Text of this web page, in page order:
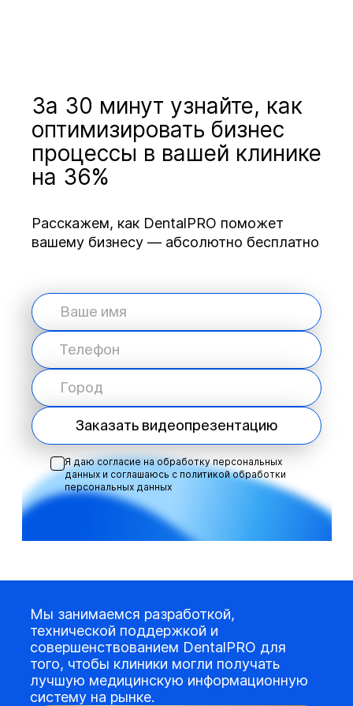
За 30 минут узнайте, как
оптимизировать бизнес
процессы в вашей клинике
на 36%
Расскажем, как DentalPRO поможет
вашему бизнесу — абсолютно бесплатно
Заказать видеопрезентацию
Я даю согласие на обработку персональных
данных и соглашаюсь с политикой обработки
персональных данных
Мы занимаемся разработкой,
технической поддержкой и
совершенствованием DentalPRO для
того, чтобы клиники могли получать
лучшую медицинскую информационную
систему на рынке.